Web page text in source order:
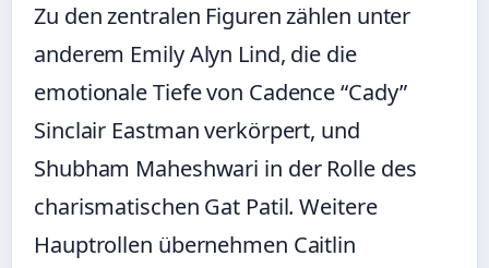
Zu den zentralen Figuren zählen unter
anderem Emily Alyn Lind, die die
emotionale Tiefe von Cadence “Cady”
Sinclair Eastman verkörpert, und
Shubham Maheshwari in der Rolle des
charismatischen Gat Patil. Weitere
Hauptrollen übernehmen Caitlin